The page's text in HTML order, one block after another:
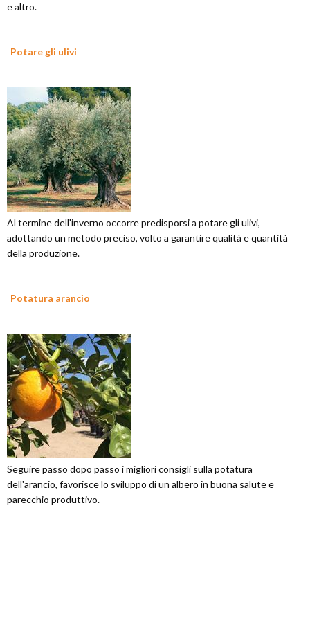
e altro.
Potare gli ulivi
Al termine dell'inverno occorre predisporsi a potare gli ulivi,
adottando un metodo preciso, volto a garantire qualità e quantità
della produzione.
Potatura arancio
Seguire passo dopo passo i migliori consigli sulla potatura
dell'arancio, favorisce lo sviluppo di un albero in buona salute e
parecchio produttivo.